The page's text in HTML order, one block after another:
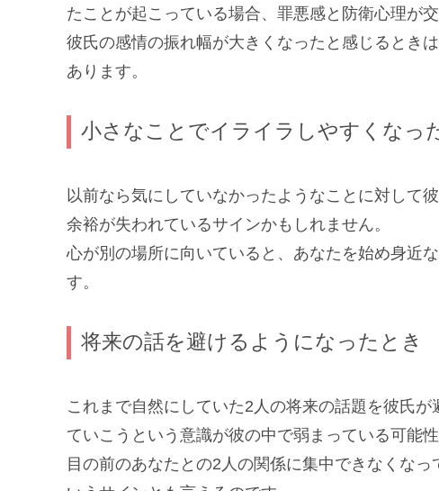
たことが起こっている場合、罪悪感と防衛心理が
彼氏の感情の振れ幅が大きくなったと感じるとき
あります。
小さなことでイライラしやすくなっ
以前なら気にしていなかったようなことに対して
余裕が失われているサインかもしれません。
心が別の場所に向いていると、あなたを始め身近
す。
将来の話を避けるようになったとき
これまで自然にしていた2人の将来の話題を彼氏
ていこうという意識が彼の中で弱まっている可能性
目の前のあなたとの2人の関係に集中できなくな